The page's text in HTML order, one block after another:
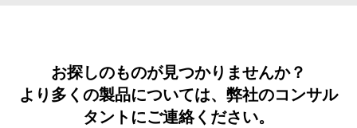
お探しのものが見つかりませんか？
より多くの製品については、弊社のコンサル
タントにご連絡ください。